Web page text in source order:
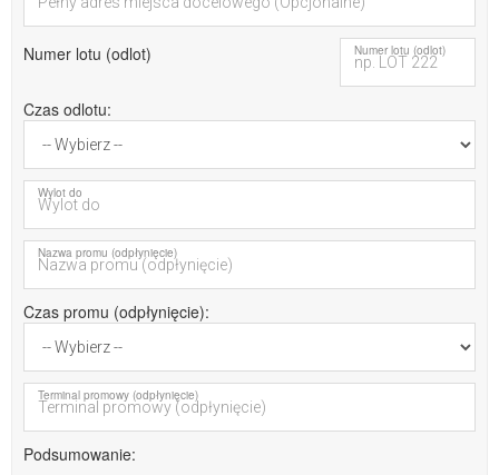
Numer lotu (odlot) Numer lotu (odlot)
Czas odlotu
Wylot do
Nazwa promu (odpłynięcie)
Czas promu (odpłynięcie)
Terminal promowy (odpłynięcie)
Podsumowanie